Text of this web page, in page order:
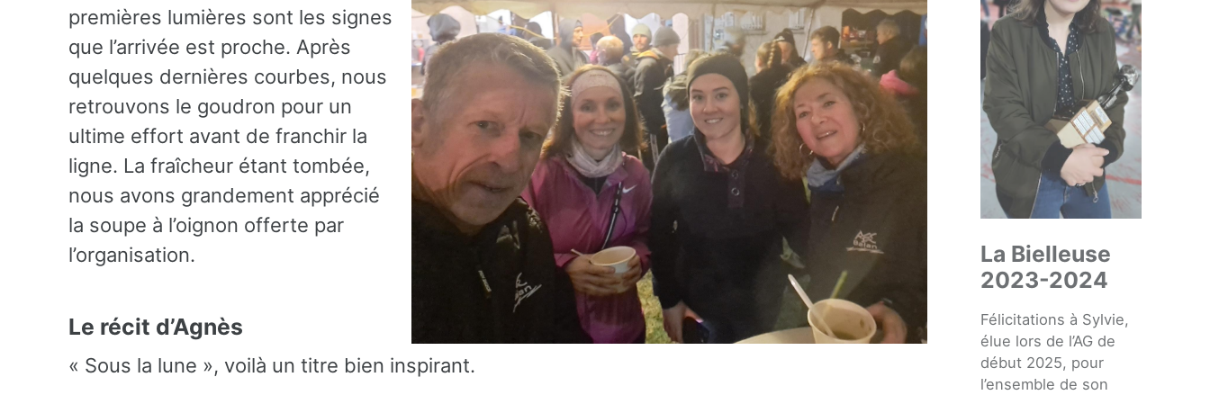
La Bielleuse
2023-2024
Félicitations à Sylvie,
élue lors de l’AG de
début 2025, pour
l’ensemble de son
premières lumières sont les signes
que l’arrivée est proche. Après
quelques dernières courbes, nous
retrouvons le goudron pour un
ultime effort avant de franchir la
ligne. La fraîcheur étant tombée,
nous avons grandement apprécié
la soupe à l’oignon offerte par
l’organisation.
Le récit d’Agnès
« Sous la lune », voilà un titre bien inspirant.